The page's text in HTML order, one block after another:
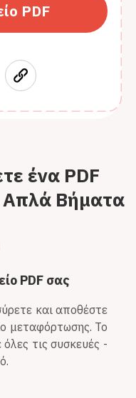
PDF
ένα PDF
Απλά Βήματα
PDF σας
και αποθέστε
μεταφόρτωσης. Το
όλες τις συσκευές -